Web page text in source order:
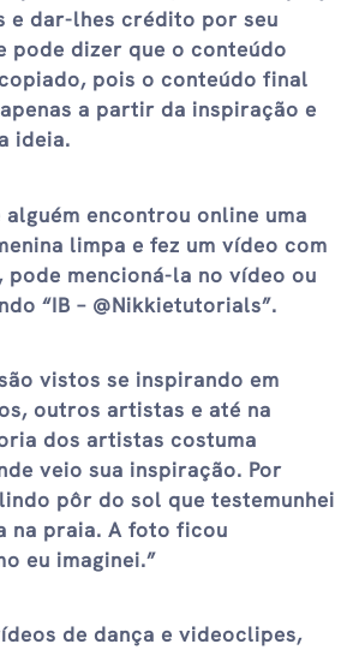
e dar-lhes crédito por seu
pode dizer que o conteúdo
pois o conteúdo final
a partir da inspiração e
ideia.
alguém encontrou online uma
limpa e fez um vídeo com
pode mencioná-la no vídeo ou
“IB – @Nikkietutorials”.
vistos se inspirando em
outros artistas e até na
dos artistas costuma
veio sua inspiração. Por
pôr do sol que testemunhei
na praia. A foto ficou
eu imaginei.”
de dança e videoclipes,